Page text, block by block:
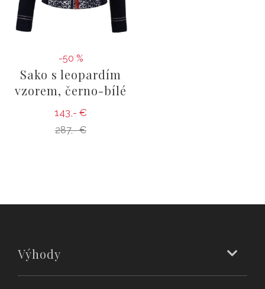
-50 %
Sako s leopardím
vzorem, černo-bílé
143,- €
287,- €
Výhody